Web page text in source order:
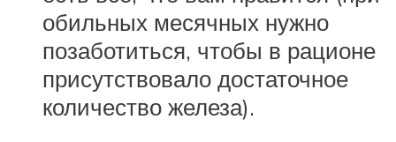
обильных месячных нужно
позаботиться, чтобы в рационе
присутствовало достаточное
количество железа).